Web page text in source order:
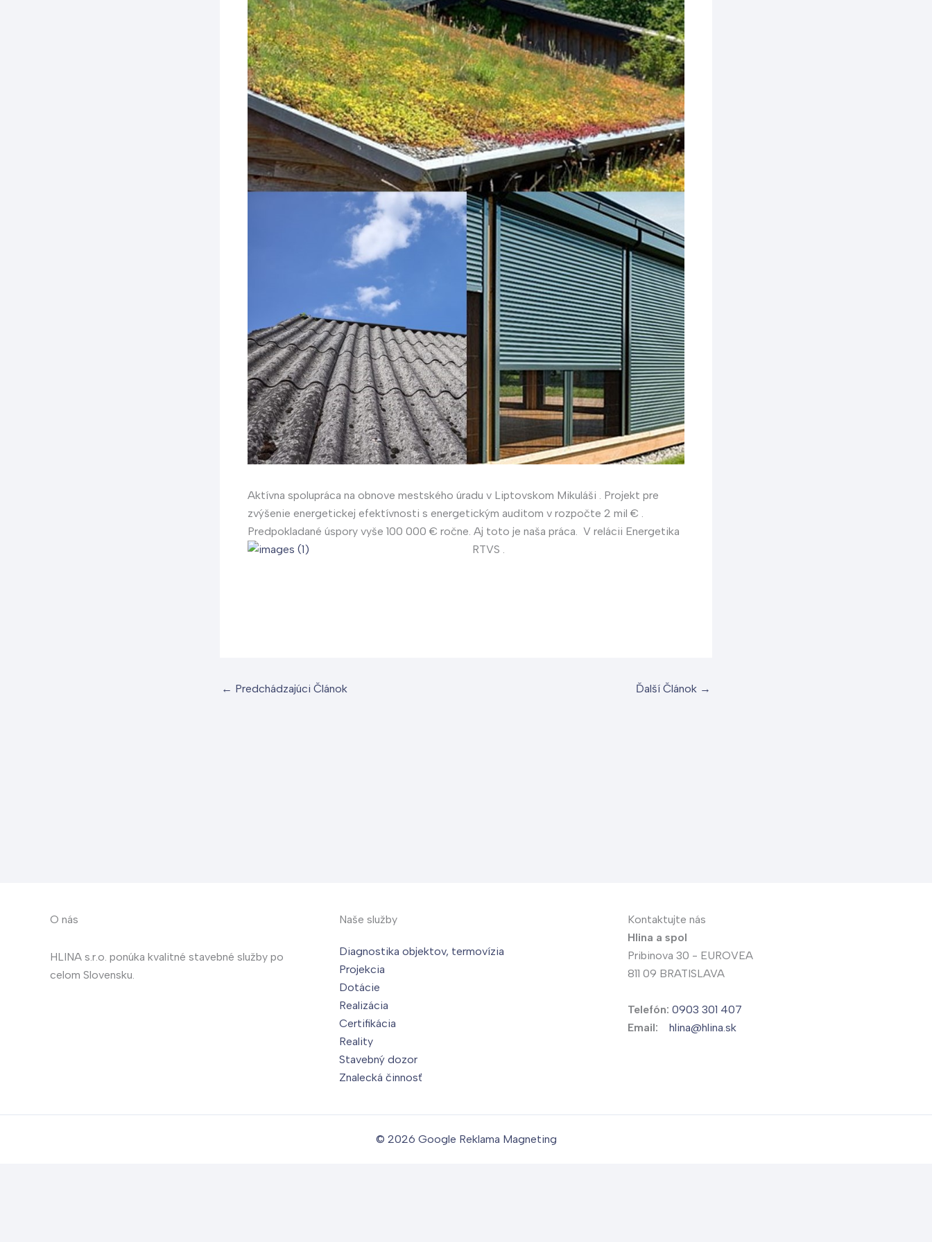
Aktívna spolupráca na obnove mestského úradu v Liptovskom Mikuláši . Projekt pre
zvýšenie energetickej efektívnosti s energetickým auditom v rozpočte 2 mil € .
Predpokladané úspory vyše 100 000 € ročne. Aj toto je naša práca. V relácii Energetika
RTVS .
← Predchádzajúci Článok Ďalší Článok →
O nás
HLINA s.r.o. ponúka kvalitné stavebné služby po
celom Slovensku.
Naše služby
Diagnostika objektov, termovízia
Projekcia
Dotácie
Realizácia
Certifikácia
Reality
Stavebný dozor
Znalecká činnosť
Kontaktujte nás
Hlina a spol
Pribinova 30 - EUROVEA
811 09 BRATISLAVA
Telefón: 0903 301 407
Email:
hlina@hlina.sk
© 2026 Google Reklama Magneting